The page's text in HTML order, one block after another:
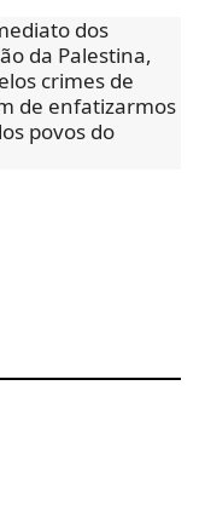
dos
da Palestina,
crimes de
de enfatizarmos
povos do